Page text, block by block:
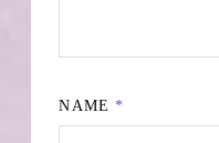
NAME *